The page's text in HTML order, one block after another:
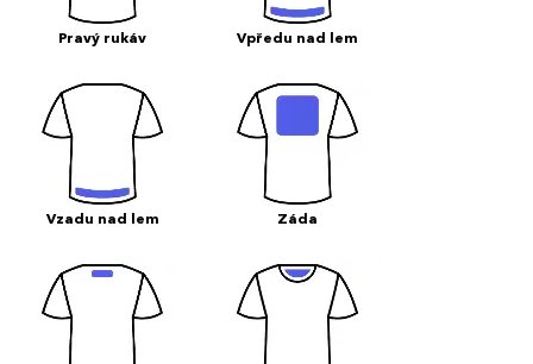
Pravý rukáv Vpředu nad lem
Vzadu nad lem Záda